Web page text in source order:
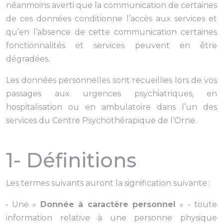
néanmoins averti que la communication de certaines
de ces données conditionne l’accès aux services et
qu’en l’absence de cette communication certaines
fonctionnalités et services peuvent en être
dégradées.
Les données personnelles sont recueillies lors de vos
passages aux urgences psychiatriques, en
hospitalisation ou en ambulatoire dans l’un des
services du Centre Psychothérapique de l’Orne.
1- Définitions
Les termes suivants auront la signification suivante :
• Une « Donnée à caractère personnel » - toute
information relative à une personne physique